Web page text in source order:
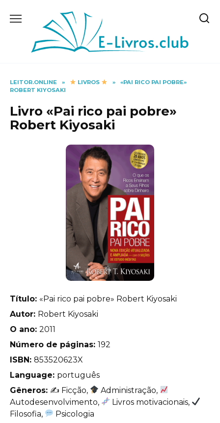
LEITOR.ONLINE » LIVROS »
«PAI RICO PAI POBRE»
ROBERT KIYOSAKI
Livro «Pai rico pai pobre»
Robert Kiyosaki
Título: «Pai rico pai pobre» Robert Kiyosaki
Autor: Robert Kiyosaki
O ano: 2011
Número de páginas: 192
ISBN: 853520623X
Language: português
Gêneros: ✍ Ficção,
Administração,
Autodesenvolvimento,
Livros motivacionais,
Filosofia,
Psicologia